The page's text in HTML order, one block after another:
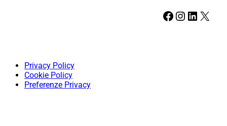
Facebook Instagram LinkedIn X
Privacy Policy
Cookie Policy
Preferenze Privacy